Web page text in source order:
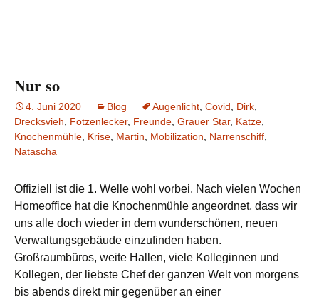
Nur so
4. Juni 2020 Blog Augenlicht, Covid, Dirk,
Drecksvieh, Fotzenlecker, Freunde, Grauer Star, Katze,
Knochenmühle, Krise, Martin, Mobilization, Narrenschiff,
Natascha
Offiziell ist die 1. Welle wohl vorbei. Nach vielen Wochen
Homeoffice hat die Knochenmühle angeordnet, dass wir
uns alle doch wieder in dem wunderschönen, neuen
Verwaltungsgebäude einzufinden haben.
Großraumbüros, weite Hallen, viele Kolleginnen und
Kollegen, der liebste Chef der ganzen Welt von morgens
bis abends direkt mir gegenüber an einer